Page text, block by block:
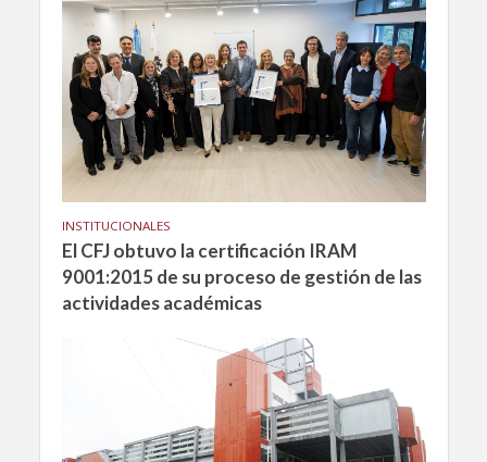
INSTITUCIONALES
El CFJ obtuvo la certificación IRAM
9001:2015 de su proceso de gestión de las
actividades académicas